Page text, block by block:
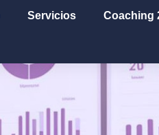
Servicios Coaching